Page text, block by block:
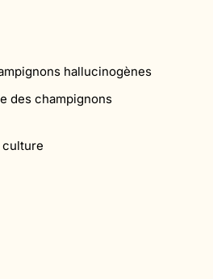
hallucinogènes
des champignons
culture